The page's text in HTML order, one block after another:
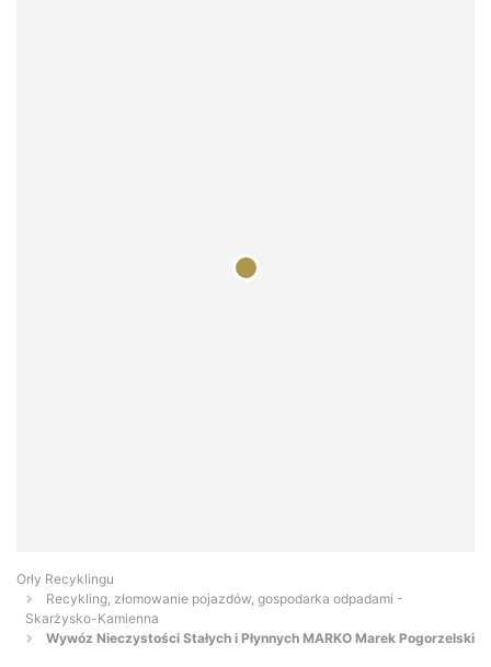
Orły Recyklingu
Recykling, złomowanie pojazdów, gospodarka odpadami -
Skarżysko-Kamienna
Wywóz Nieczystości Stałych i Płynnych MARKO Marek Pogorzelski